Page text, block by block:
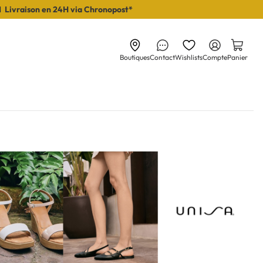
Livraison en 24H via Chronopost*
BoutiquesContactWishlistsComptePanier